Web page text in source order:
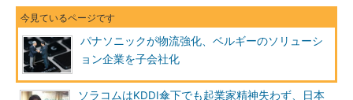
パナソニックが物流強化、ベルギーのソリューシ
ョン企業を子会社化
ソラコムはKDDI傘下でも起業家精神失わず、日本